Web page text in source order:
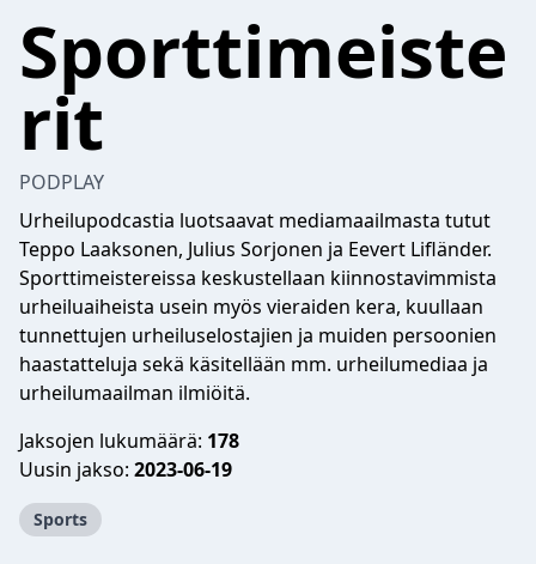
Sporttimeiste
rit
PODPLAY
Urheilupodcastia luotsaavat mediamaailmasta tutut
Teppo Laaksonen, Julius Sorjonen ja Eevert Lifländer.
Sporttimeistereissa keskustellaan kiinnostavimmista
urheiluaiheista usein myös vieraiden kera, kuullaan
tunnettujen urheiluselostajien ja muiden persoonien
haastatteluja sekä käsitellään mm. urheilumediaa ja
urheilumaailman ilmiöitä.
Jaksojen lukumäärä: 178
Uusin jakso: 2023-06-19
Sports